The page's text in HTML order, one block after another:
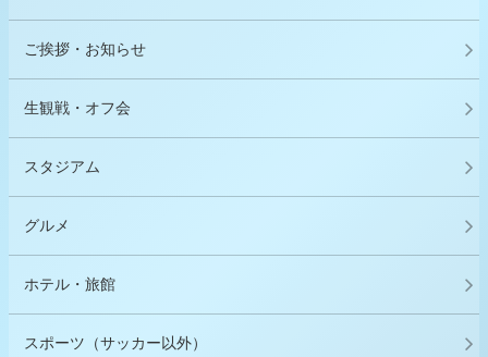
ご挨拶・お知らせ
生観戦・オフ会
スタジアム
グルメ
ホテル・旅館
スポーツ（サッカー以外）